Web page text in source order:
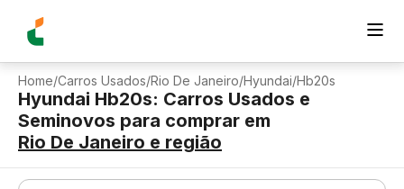
Home/Carros Usados/Rio De Janeiro/Hyundai/Hb20s
Hyundai Hb20s: Carros Usados e
Seminovos para comprar em
Rio De Janeiro e região